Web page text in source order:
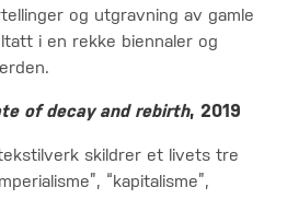
og utgravning av gamle
i en rekke biennaler og
of decay and rebirth, 2019
skildrer et livets tre
“kapitalisme”,